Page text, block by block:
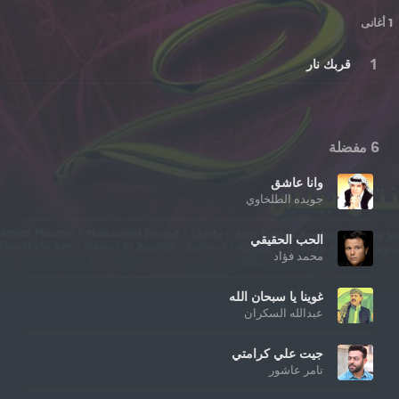
1 أغانى
قربك نار
6 مفضلة
وانا عاشق
جويده الطلخاوي
الحب الحقيقي
محمد فؤاد
غوينا يا سبحان الله
عبدالله السكران
جيت علي كرامتي
تامر عاشور